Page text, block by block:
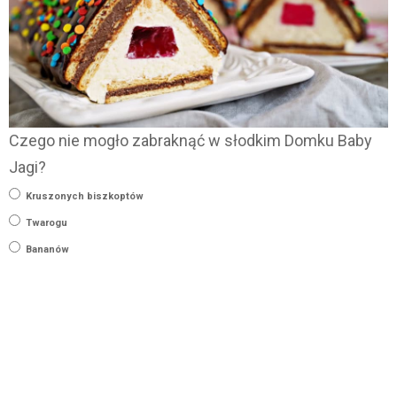
Czego nie mogło zabraknąć w słodkim Domku Baby
Jagi?
Kruszonych biszkoptów
Twarogu
Bananów